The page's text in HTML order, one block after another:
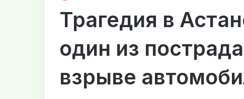
Трагедия в
один из
взрыве